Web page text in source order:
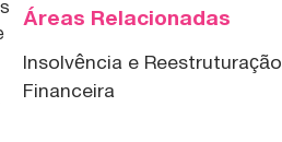
Áreas Relacionadas
Insolvência e Reestruturação
Financeira